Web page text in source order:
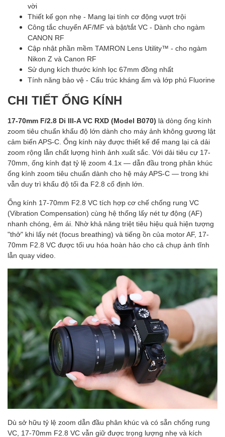
vời
Thiết kế gọn nhẹ - Mang lại tính cơ động vượt trội
Công tắc chuyển AF/MF và bật/tắt VC - Dành cho ngàm
CANON RF
Cập nhật phần mềm TAMRON Lens Utility™ - cho ngàm
Nikon Z và Canon RF
Sử dụng kích thước kính lọc 67mm đồng nhất
Tính năng bảo vệ - Cấu trúc kháng ẩm và lớp phủ Fluorine
CHI TIẾT ỐNG KÍNH
17-70mm F/2.8 Di III-A VC RXD (Model B070) là dòng ống kính
zoom tiêu chuẩn khẩu độ lớn dành cho máy ảnh không gương lật
cảm biến APS-C. Ống kính này được thiết kế để mang lại cả dải
zoom rộng lẫn chất lượng hình ảnh xuất sắc. Với dải tiêu cự 17-
70mm, ống kính đạt tỷ lệ zoom 4.1x — dẫn đầu trong phân khúc
ống kính zoom tiêu chuẩn dành cho hệ máy APS-C — trong khi
vẫn duy trì khẩu độ tối đa F2.8 cố định lớn.
Ống kính 17-70mm F2.8 VC tích hợp cơ chế chống rung VC
(Vibration Compensation) cùng hệ thống lấy nét tự động (AF)
nhanh chóng, êm ái. Nhờ khả năng triệt tiêu hiệu quả hiện tượng
"thở" khi lấy nét (focus breathing) và tiếng ồn của motor AF, 17-
70mm F2.8 VC được tối ưu hóa hoàn hảo cho cả chụp ảnh tĩnh
lẫn quay video.
Dù sở hữu tỷ lệ zoom dẫn đầu phân khúc và có sẵn chống rung
VC, 17-70mm F2.8 VC vẫn giữ được trọng lượng nhẹ và kích